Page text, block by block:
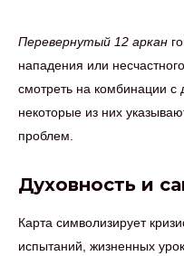
Перевернутый 12 аркан
нападения или
смотреть на комбинации с
некоторые из них
проблем.
Духовность и
Карта символизирует
испытаний, жизненных